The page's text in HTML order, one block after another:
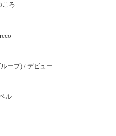
ころ
ープ) / デビュー
ル